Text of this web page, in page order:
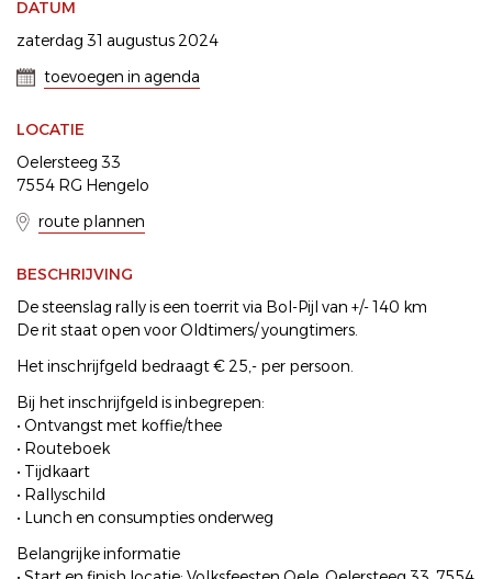
DATUM
zaterdag 31 augustus 2024
toevoegen in agenda
LOCATIE
Oelersteeg 33
7554 RG Hengelo
route plannen
BESCHRIJVING
De steenslag rally is een toerrit via Bol-Pijl van +/- 140 km
De rit staat open voor Oldtimers/ youngtimers.
Het inschrijfgeld bedraagt € 25,- per persoon.
Bij het inschrijfgeld is inbegrepen:
• Ontvangst met koffie/thee
• Routeboek
• Tijdkaart
• Rallyschild
• Lunch en consumpties onderweg
Belangrijke informatie